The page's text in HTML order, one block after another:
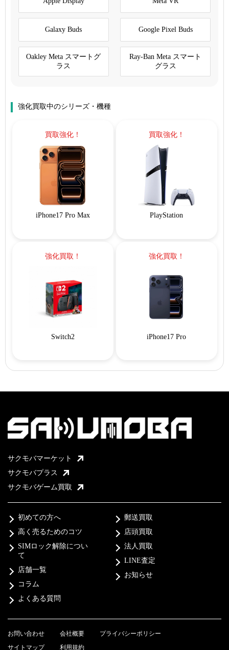
Galaxy Buds Google Pixel Buds
Oakley Meta スマートグ
ラス
Ray-Ban Meta スマート
グラス
強化買取中のシリーズ・機種
買取強化！
iPhone17 Pro Max
買取強化！
PlayStation
強化買取！
Switch2
強化買取！
iPhone17 Pro
サクモバマーケット
サクモバプラス
サクモバゲーム買取
初めての方へ
高く売るためのコツ
SIMロック解除につい
て
店舗一覧
コラム
よくある質問
郵送買取
店頭買取
法人買取
LINE査定
お知らせ
お問い合わせ 会社概要
プライバシーポリシー
サイトマップ
利用規約